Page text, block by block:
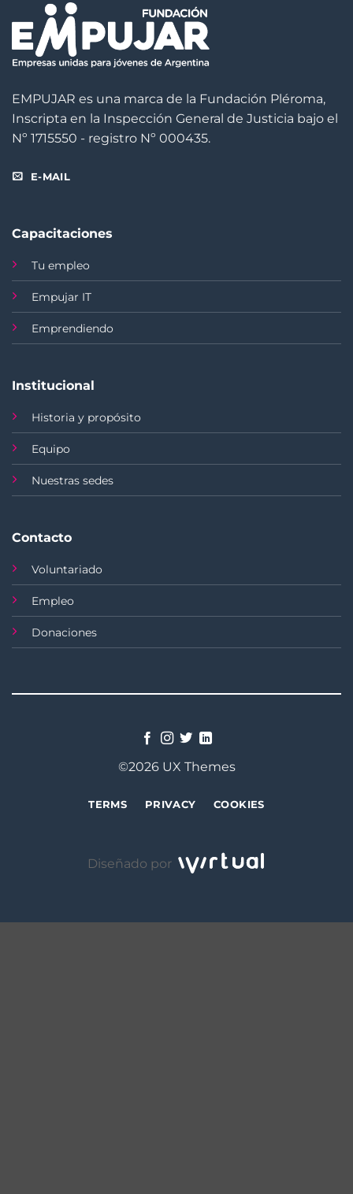
EMPUJAR es una marca de la Fundación Pléroma,
Inscripta en la Inspección General de Justicia bajo el
Nº 1715550 - registro Nº 000435.
E-MAIL
Capacitaciones
Tu empleo
Empujar IT
Emprendiendo
Institucional
Historia y propósito
Equipo
Nuestras sedes
Contacto
Voluntariado
Empleo
Donaciones
©2026 UX Themes
TERMS PRIVACY COOKIES
Diseñado por